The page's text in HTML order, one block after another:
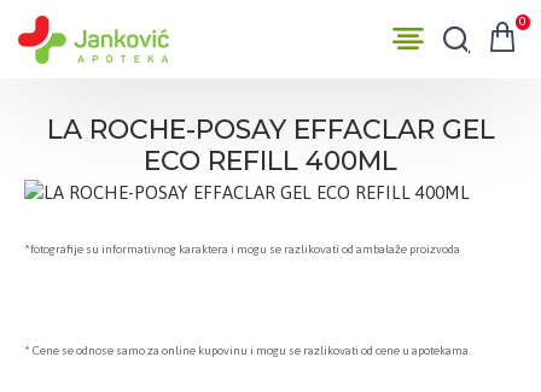
0
LA ROCHE-POSAY EFFACLAR GEL
ECO REFILL 400ML
*fotografije su informativnog karaktera i mogu se razlikovati od ambalaže proizvoda
* Cene se odnose samo za online kupovinu i mogu se razlikovati od cene u apotekama.